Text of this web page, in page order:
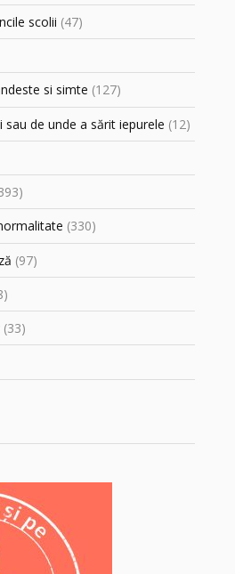
scolii (47)
si simte (127)
de unde a sărit iepurele (12)
(330)
(97)
(33)